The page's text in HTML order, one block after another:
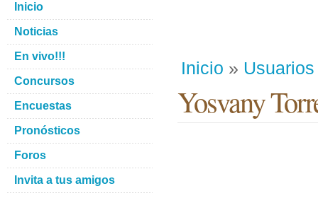
Inicio » Usuarios
Yosvany
Inicio
Noticias
En vivo!!!
Concursos
Encuestas
Pronósticos
Foros
Invita a tus amigos